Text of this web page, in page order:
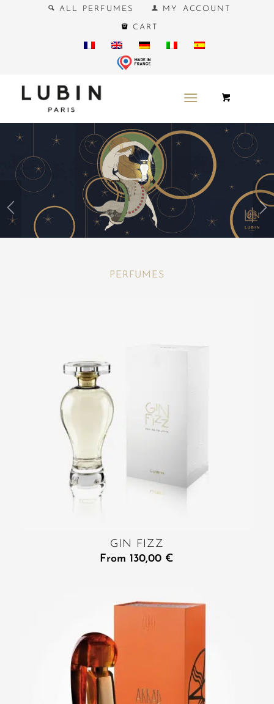
ALL PERFUMES MY ACCOUNT
CART
PERFUMES
GIN FIZZ
From 130,00 €